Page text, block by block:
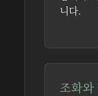
니다.
조화와